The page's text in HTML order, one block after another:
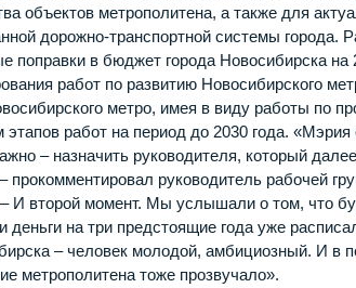
объектов метрополитена, а также для
дорожно-транспортной системы
поправки в бюджет города Новосибирска на
работ по развитию Новосибирского
метро, имея в виду работы по
работ на период до 2030 года.
– назначить руководителя, который
прокомментировал руководитель рабочей
И второй момент. Мы услышали о том, что
деньги на три предстоящие года уже
– человек молодой, амбициозный. И
метрополитена тоже прозвучало».